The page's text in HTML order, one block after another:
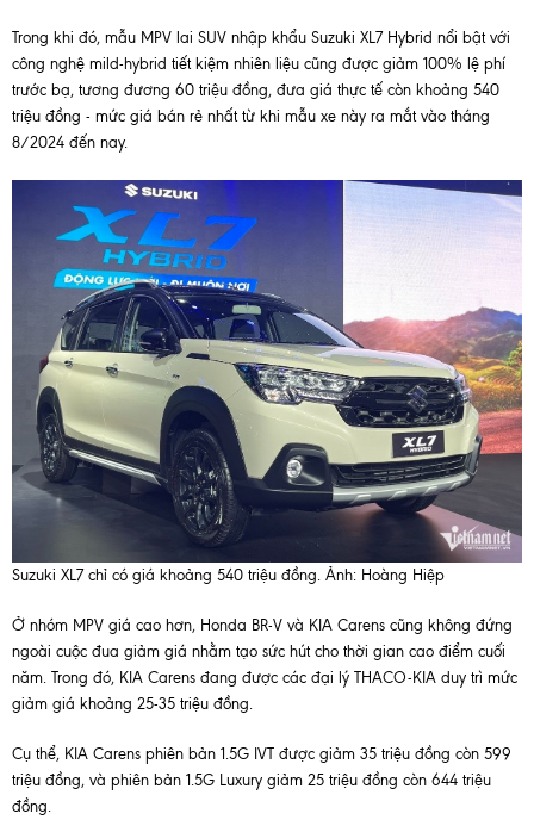
Trong khi đó, mẫu MPV lai SUV nhập khẩu Suzuki XL7 Hybrid nổi bật với
công nghệ mild-hybrid tiết kiệm nhiên liệu cũng được giảm 100% lệ phí
trước bạ, tương đương 60 triệu đồng, đưa giá thực tế còn khoảng 540
triệu đồng - mức giá bán rẻ nhất từ khi mẫu xe này ra mắt vào tháng
8/2024 đến nay.
Suzuki XL7 chỉ có giá khoảng 540 triệu đồng. Ảnh: Hoàng Hiệp
Ở nhóm MPV giá cao hơn, Honda BR-V và KIA Carens cũng không đứng
ngoài cuộc đua giảm giá nhằm tạo sức hút cho thời gian cao điểm cuối
năm. Trong đó, KIA Carens đang được các đại lý THACO-KIA duy trì mức
giảm giá khoảng 25-35 triệu đồng.
Cụ thể, KIA Carens phiên bản 1.5G IVT được giảm 35 triệu đồng còn 599
triệu đồng, và phiên bản 1.5G Luxury giảm 25 triệu đồng còn 644 triệu
đồng.